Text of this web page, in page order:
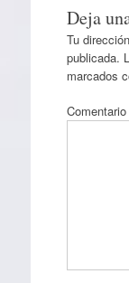
Deja
Tu
publicada.
marcados
Comentario